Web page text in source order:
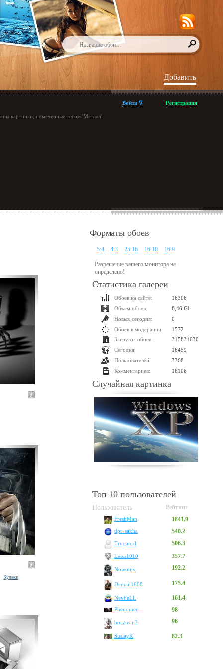
Добавить
Войти ∇ Регистрация
картинки, помеченные тегом 'Металл'
Кулаки
Форматы обоев
5:4 4:3 25:16 16:10 16:9
Разрешение вашего монитора не
определено!
Статистика галереи
Обоев на сайте:
16306
Объем обоев:
8,46 Gb
Новых сегодня:
0
Обоев в модерации:
1572
Загрузок обоев:
315831630
Сегодня:
16459
Пользователей:
3368
Комментариев:
16106
Случайная картинка
Топ 10 пользователей
Пользователь Рейтинг
FreshMan 1841.9
dpt_sakha 540.2
Trugan-d 506.3
Leon1010 357.7
Nowotny 192.2
Deman1608 175.4
NevFeLL 161.4
Phenomen 98
boryusig2 96
SuslayK 82.3